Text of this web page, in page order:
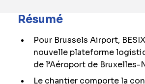
Résumé
Pour Brussels Airport,
nouvelle plateforme
de l’Aéroport de Bruxelles-
Le chantier comporte la